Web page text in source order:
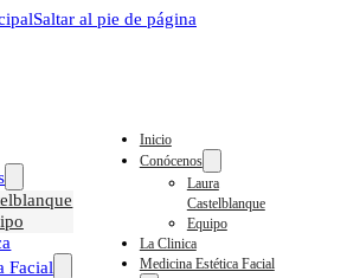
Saltar al pie de página
Facial
Inicio
Conócenos
Laura
Castelblanque
Equipo
La Clinica
Medicina Estética Facial